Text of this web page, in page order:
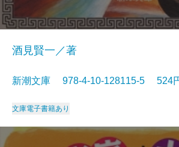
酒見賢一／著
新潮文庫 978-4-10-128115-5 524
文庫電子書籍あり